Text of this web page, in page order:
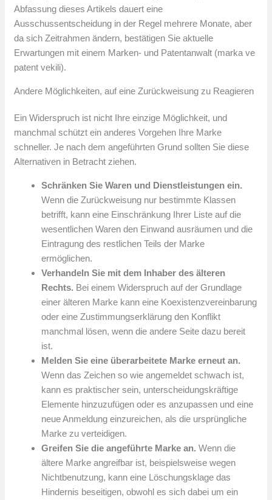
Abfassung dieses Artikels dauert eine
Ausschussentscheidung in der Regel mehrere Monate, aber
da sich Zeitrahmen ändern, bestätigen Sie aktuelle
Erwartungen mit einem Marken- und Patentanwalt (marka ve
patent vekili).
Andere Möglichkeiten, auf eine Zurückweisung zu Reagieren
Ein Widerspruch ist nicht Ihre einzige Möglichkeit, und
manchmal schützt ein anderes Vorgehen Ihre Marke
schneller. Je nach dem angeführten Grund sollten Sie diese
Alternativen in Betracht ziehen.
Schränken Sie Waren und Dienstleistungen ein.
Wenn die Zurückweisung nur bestimmte Klassen
betrifft, kann eine Einschränkung Ihrer Liste auf die
wesentlichen Waren den Einwand ausräumen und die
Eintragung des restlichen Teils der Marke
ermöglichen.
Verhandeln Sie mit dem Inhaber des älteren
Rechts. Bei einem Widerspruch auf der Grundlage
einer älteren Marke kann eine Koexistenzvereinbarung
oder eine Zustimmungserklärung den Konflikt
manchmal lösen, wenn die andere Seite dazu bereit
ist.
Melden Sie eine überarbeitete Marke erneut an.
Wenn das Zeichen so wie angemeldet schwach ist,
kann es praktischer sein, unterscheidungskräftige
Elemente hinzuzufügen oder es anzupassen und eine
neue Anmeldung einzureichen, als die ursprüngliche
Marke zu verteidigen.
Greifen Sie die angeführte Marke an. Wenn die
ältere Marke angreifbar ist, beispielsweise wegen
Nichtbenutzung, kann eine Löschungsklage das
Hindernis beseitigen, obwohl es sich dabei um ein